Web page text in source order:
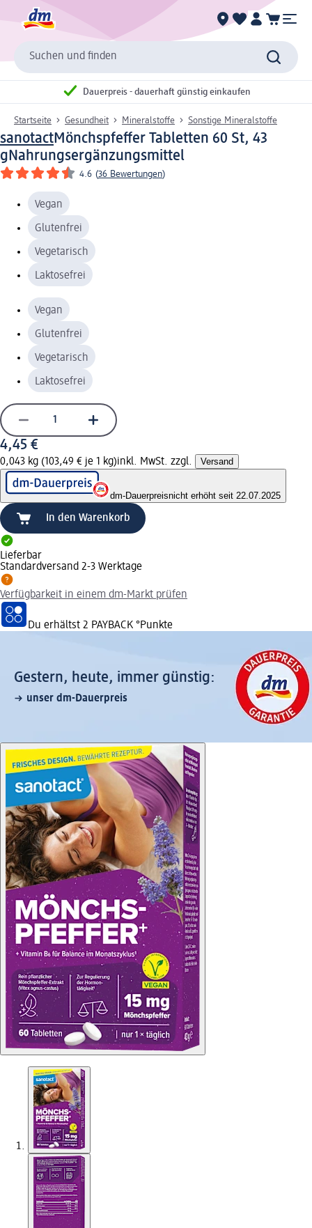
Suchen und finden
Dauerpreis - dauerhaft günstig einkaufen
Startseite Gesundheit Mineralstoffe Sonstige Mineralstoffe
sanotactMönchspfeffer Tabletten 60 St, 43
gNahrungsergänzungsmittel
4.6 (36 Bewertungen)
Vegan
Glutenfrei
Vegetarisch
Laktosefrei
Vegan
Glutenfrei
Vegetarisch
Laktosefrei
4,45 €
0,043 kg (103,49 € je 1 kg)inkl. MwSt. zzgl. Versand
dm-Dauerpreisnicht erhöht seit 22.07.2025
In den Warenkorb
Lieferbar
Standardversand 2-3 Werktage
Verfügbarkeit in einem dm-Markt prüfen
Du erhältst 2 PAYBACK °Punkte
Gestern, heute, immer günstig:
unser dm-Dauerpreis